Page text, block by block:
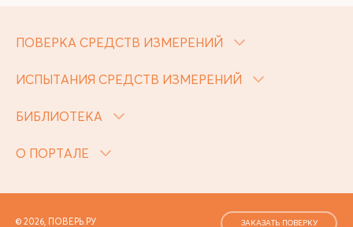
ПОВЕРКА СРЕДСТВ ИЗМЕРЕНИЙ
ИСПЫТАНИЯ СРЕДСТВ ИЗМЕРЕНИЙ
БИБЛИОТЕКА
О ПОРТАЛЕ
© 2026, ПОВЕРЬ.РУ ЗАКАЗАТЬ ПОВЕРКУ